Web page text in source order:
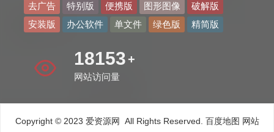
去广告
特别版 便携版 图形图像
破解版
安装版
办公软件 单文件 绿色版 精简版
30176 +
网站访问量
Copyright © 2023 爱资源网 All Rights Reserved. 百度地图 网站